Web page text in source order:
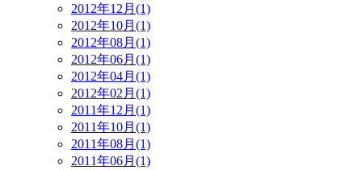
2012年12月(1)
2012年10月(1)
2012年08月(1)
2012年06月(1)
2012年04月(1)
2012年02月(1)
2011年12月(1)
2011年10月(1)
2011年08月(1)
2011年06月(1)